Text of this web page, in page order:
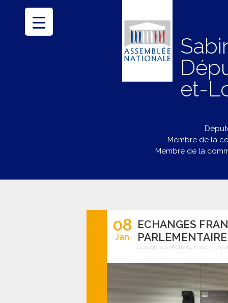
et-
Membre de la
Membre de la
08
Jan
ECHANGES
Catégories : Activité